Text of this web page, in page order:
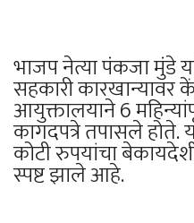
भाजप नेत्या पंकजा मुंडे
सहकारी कारखान्यावर
आयुक्तालयाने 6
कागदपत्रे तपासले होते.
कोटी रुपयांचा
स्पष्ट झाले आहे.